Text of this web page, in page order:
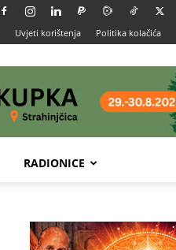
Uvjeti korištenja Politika kolačića
RADIONICE